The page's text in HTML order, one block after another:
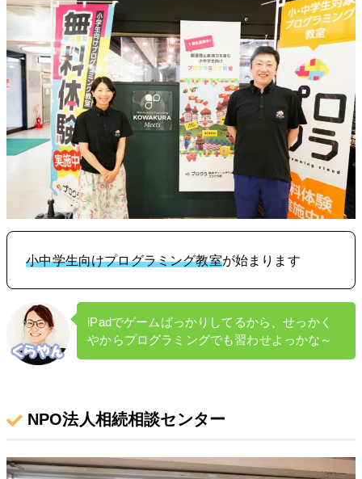
小中学生向けプログラミング教室が始まります
iPadでゲームばっかりしてるから、せっかく
やからプログラミングでも習わせよっかな～
NPO法人相続相談センター